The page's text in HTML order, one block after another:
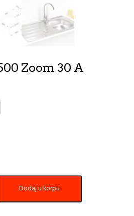
Zoom 30 A
Dodaj u korpu